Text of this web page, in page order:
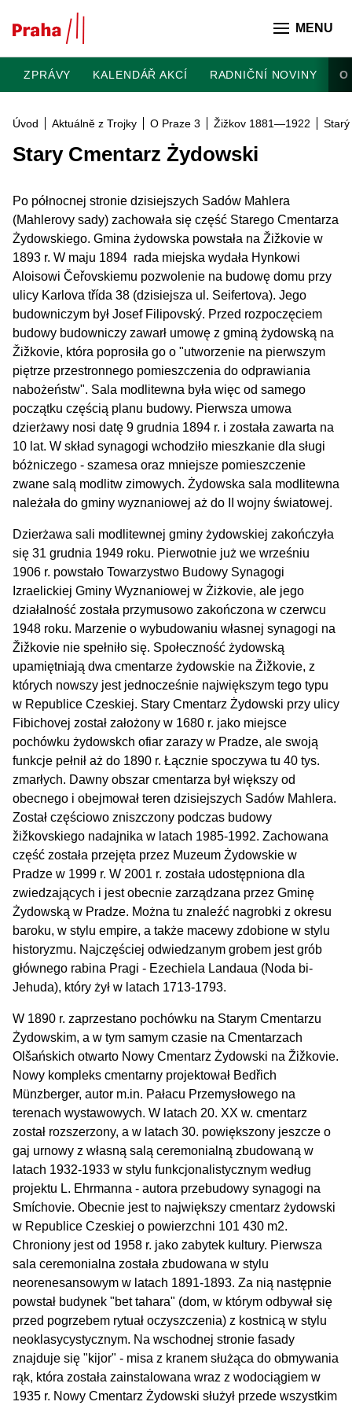
MENU
ZPRÁVY KALENDÁŘ AKCÍ RADNIČNÍ NOVINY O
Úvod Aktuálně z Trojky O Praze 3 Žižkov 1881—1922
Stary Cmentarz Żydowski
Po północnej stronie dzisiejszych Sadów Mahlera
(Mahlerovy sady) zachowała się część Starego Cmentarza
Żydowskiego. Gmina żydowska powstała na Žižkovie w
1893 r. W maju 1894 rada miejska wydała Hynkowi
Aloisowi Čeřovskiemu pozwolenie na budowę domu przy
ulicy Karlova třída 38 (dzisiejsza ul. Seifertova). Jego
budowniczym był Josef Filipovský. Przed rozpoczęciem
budowy budowniczy zawarł umowę z gminą żydowską na
Žižkovie, która poprosiła go o "utworzenie na pierwszym
piętrze przestronnego pomieszczenia do odprawiania
nabożeństw". Sala modlitewna była więc od samego
początku częścią planu budowy. Pierwsza umowa
dzierżawy nosi datę 9 grudnia 1894 r. i została zawarta na
10 lat. W skład synagogi wchodziło mieszkanie dla sługi
bóżniczego - szamesa oraz mniejsze pomieszczenie
zwane salą modlitw zimowych. Żydowska sala modlitewna
należała do gminy wyznaniowej aż do II wojny światowej.
Dzierżawa sali modlitewnej gminy żydowskiej zakończyła
się 31 grudnia 1949 roku. Pierwotnie już we wrześniu
1906 r. powstało Towarzystwo Budowy Synagogi
Izraelickiej Gminy Wyznaniowej w Żiżkovie, ale jego
działalność została przymusowo zakończona w czerwcu
1948 roku. Marzenie o wybudowaniu własnej synagogi na
Žižkovie nie spełniło się. Społeczność żydowską
upamiętniają dwa cmentarze żydowskie na Žižkovie, z
których nowszy jest jednocześnie największym tego typu
w Republice Czeskiej. Stary Cmentarz Żydowski przy ulicy
Fibichovej został założony w 1680 r. jako miejsce
pochówku żydowskch ofiar zarazy w Pradze, ale swoją
funkcje pełnił aż do 1890 r. Łącznie spoczywa tu 40 tys.
zmarłych. Dawny obszar cmentarza był większy od
obecnego i obejmował teren dzisiejszych Sadów Mahlera.
Został częściowo zniszczony podczas budowy
žižkovskiego nadajnika w latach 1985-1992. Zachowana
część została przejęta przez Muzeum Żydowskie w
Pradze w 1999 r. W 2001 r. została udostępniona dla
zwiedzających i jest obecnie zarządzana przez Gminę
Żydowską w Pradze. Można tu znaleźć nagrobki z okresu
baroku, w stylu empire, a także macewy zdobione w stylu
historyzmu. Najczęściej odwiedzanym grobem jest grób
głównego rabina Pragi - Ezechiela Landaua (Noda bi-
Jehuda), który żył w latach 1713-1793.
W 1890 r. zaprzestano pochówku na Starym Cmentarzu
Żydowskim, a w tym samym czasie na Cmentarzach
Olšańskich otwarto Nowy Cmentarz Żydowski na Žižkovie.
Nowy kompleks cmentarny projektował Bedřich
Münzberger, autor m.in. Pałacu Przemysłowego na
terenach wystawowych. W latach 20. XX w. cmentarz
został rozszerzony, a w latach 30. powiększony jeszcze o
gaj urnowy z własną salą ceremonialną zbudowaną w
latach 1932-1933 w stylu funkcjonalistycznym według
projektu L. Ehrmanna - autora przebudowy synagogi na
Smíchovie. Obecnie jest to największy cmentarz żydowski
w Republice Czeskiej o powierzchni 101 430 m2.
Chroniony jest od 1958 r. jako zabytek kultury. Pierwsza
sala ceremonialna została zbudowana w stylu
neorenesansowym w latach 1891-1893. Za nią następnie
powstał budynek "bet tahara" (dom, w którym odbywał się
przed pogrzebem rytuał oczyszczenia) z kostnicą w stylu
neoklasycystycznym. Na wschodnej stronie fasady
znajduje się "kijor" - misa z kranem służąca do obmywania
rąk, która została zainstalowana wraz z wodociągiem w
1935 r. Nowy Cmentarz Żydowski służył przede wszystkim